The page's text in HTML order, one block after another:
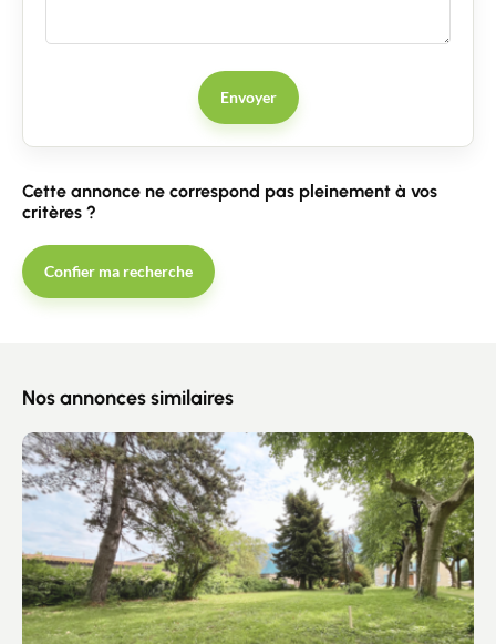
Envoyer
Cette annonce ne correspond pas pleinement à vos
critères ?
Confier ma recherche
Nos annonces similaires